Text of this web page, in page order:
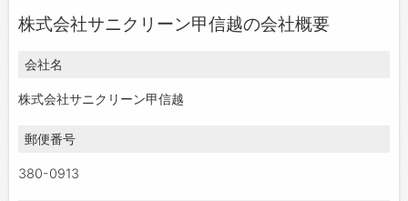
株式会社サニクリーン甲信越の会社概要
会社名
株式会社サニクリーン甲信越
郵便番号
380-0913